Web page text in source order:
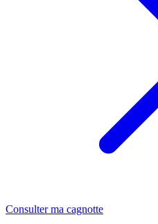
Consulter ma cagnotte